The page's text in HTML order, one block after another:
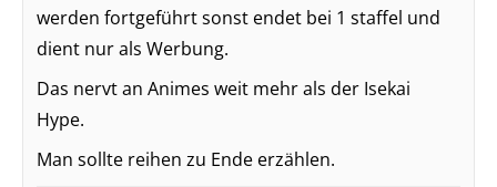
werden fortgeführt sonst endet bei 1 staffel und
dient nur als Werbung.
Das nervt an Animes weit mehr als der Isekai
Hype.
Man sollte reihen zu Ende erzählen.